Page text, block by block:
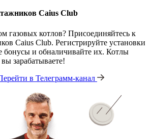
Caius Club
газовых котлов? Присоединяйтесь к
Caius Club. Регистрируйте установки
бонусы и обналичивайте их. Котлы
зарабатываете!
в Телеграмм-канал